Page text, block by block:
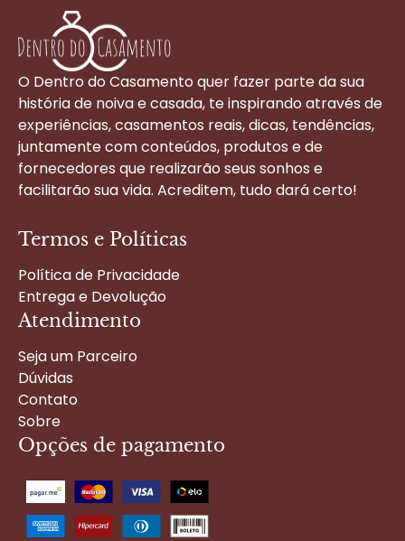
O Dentro do Casamento quer fazer parte da sua
história de noiva e casada, te inspirando através de
experiências, casamentos reais, dicas, tendências,
juntamente com conteúdos, produtos e de
fornecedores que realizarão seus sonhos e
facilitarão sua vida. Acreditem, tudo dará certo!
Termos e Políticas
Política de Privacidade
Entrega e Devolução
Atendimento
Seja um Parceiro
Dúvidas
Contato
Sobre
Opções de pagamento